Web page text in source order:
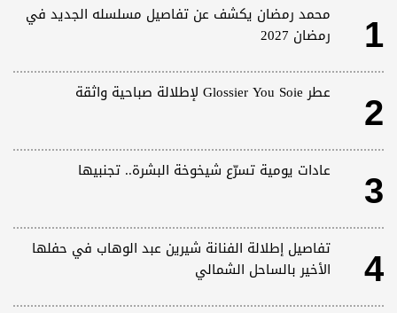
1
محمد رمضان يكشف عن تفاصيل مسلسله الجديد في
رمضان 2027
2 عطر Glossier You Soie لإطلالة صباحية واثقة
3 عادات يومية تسرّع شيخوخة البشرة.. تجنبيها
4
تفاصيل إطلالة الفنانة شيرين عبد الوهاب في حفلها
الأخير بالساحل الشمالي